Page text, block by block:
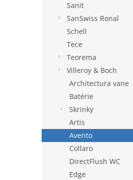
Sanit
SanSwiss Ronal
Schell
Tece
Teorema
Villeroy & Boch
Architectura vane
Batérie
Skrinky
Artis
Avento
Collaro
DirectFlush WC
Edge